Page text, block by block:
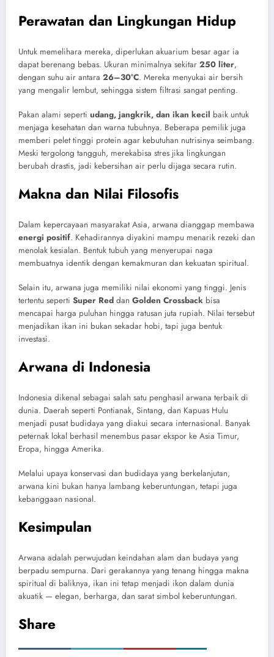
Perawatan dan Lingkungan Hidup
Untuk memelihara mereka, diperlukan akuarium besar agar ia
dapat berenang bebas. Ukuran minimalnya sekitar 250 liter,
dengan suhu air antara 26–30°C. Mereka menyukai air bersih
yang mengalir lembut, sehingga sistem filtrasi sangat penting.
Pakan alami seperti udang, jangkrik, dan ikan kecil baik untuk
menjaga kesehatan dan warna tubuhnya. Beberapa pemilik juga
memberi pelet tinggi protein agar kebutuhan nutrisinya seimbang.
Meski tergolong tangguh, merekabisa stres jika lingkungan
berubah drastis, jadi kebersihan air perlu dijaga secara rutin.
Makna dan Nilai Filosofis
Dalam kepercayaan masyarakat Asia, arwana dianggap membawa
energi positif. Kehadirannya diyakini mampu menarik rezeki dan
menolak kesialan. Bentuk tubuh yang menyerupai naga
membuatnya identik dengan kemakmuran dan kekuatan spiritual.
Selain itu, arwana juga memiliki nilai ekonomi yang tinggi. Jenis
tertentu seperti Super Red dan Golden Crossback bisa
mencapai harga puluhan hingga ratusan juta rupiah. Nilai tersebut
menjadikan ikan ini bukan sekadar hobi, tapi juga bentuk
investasi.
Arwana di Indonesia
Indonesia dikenal sebagai salah satu penghasil arwana terbaik di
dunia. Daerah seperti Pontianak, Sintang, dan Kapuas Hulu
menjadi pusat budidaya yang diakui secara internasional. Banyak
peternak lokal berhasil menembus pasar ekspor ke Asia Timur,
Eropa, hingga Amerika.
Melalui upaya konservasi dan budidaya yang berkelanjutan,
arwana kini bukan hanya lambang keberuntungan, tetapi juga
kebanggaan nasional.
Kesimpulan
Arwana adalah perwujudan keindahan alam dan budaya yang
berpadu sempurna. Dari gerakannya yang tenang hingga makna
spiritual di baliknya, ikan ini tetap menjadi ikon dalam dunia
akuatik — elegan, berharga, dan sarat simbol keberuntungan.
Share